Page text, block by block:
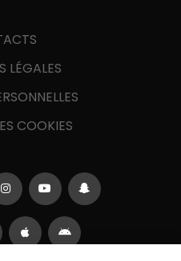
LÉGALES
COOKIES